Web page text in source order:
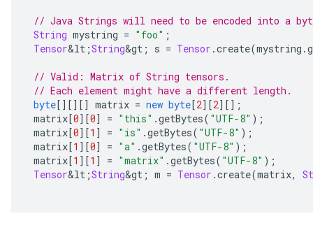
// Java Strings will need to be encoded into a
String mystring = "foo" ;
Tensor&lt ;String&gt ; s = Tensor .create(mystring .
// Valid: Matrix of String tensors.
// Each element might have a different length.
byte[][][] matrix = new byte[2][2][];
matrix[0][0] = "this" .getBytes( "UTF-8" );
matrix[0][1 ] = "is" .getBytes( "UTF-8" );
matrix[1 ][0] = "a" .getBytes( "UTF-8" );
matrix[1 ][1 ] = "matrix" .getBytes( "UTF-8" );
Tensor&lt ;String&gt ; m = Tensor .create(matrix,